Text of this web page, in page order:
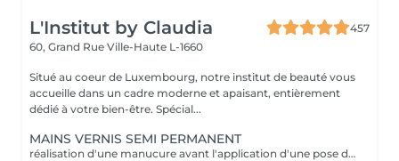
L'Institut by Claudia
457
60, Grand Rue Ville-Haute L-1660
Situé au coeur de Luxembourg, notre institut de beauté vous
accueille dans un cadre moderne et apaisant, entièrement
dédié à votre bien-être. Spécial...
MAINS VERNIS SEMI PERMANENT
réalisation d'une manucure avant l'application d'une pose de vernis semi permanent tenue entre 2-3 semaines un supplément sera calculé pour la réalisation d'une french ou décor